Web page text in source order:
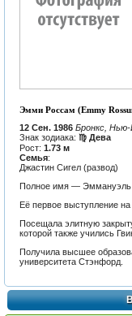
Эмми Россам (Emmy
12 Сен. 1986 Бронкс,
Знак зодиака: ♍ Дева
Рост: 1.73 м
Семья:
Джастин Сигел (развод)
Полное имя — Эммануэль
Её первое выступление
Посещала элитную
которой также учились
Получила высшее
университета Стэнфорд.